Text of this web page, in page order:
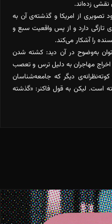
زده‌اند.
تصویری از امریکا و گذشته‌ی آن به
تازگی دارد و از پس واقعیت سبع و
را آشکار می‌کند.
به‌وضوح در آن دید: کشته شدن
مهاجران به دلیل ترس و تعصب
دیگر که جامعه‌شناسان
است. لیکن به قول فاکنر: «گذشته